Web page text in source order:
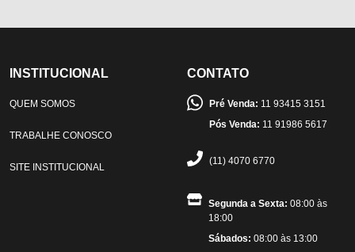
INSTITUCIONAL
QUEM SOMOS
TRABALHE CONOSCO
SITE INSTITUCIONAL
CONTATO
Pré Venda: 11 93415 3151
Pós Venda: 11 91986 5617
(11) 4070 6770
Segunda a Sexta: 08:00 às
18:00
Sábados: 08:00 às 13:00